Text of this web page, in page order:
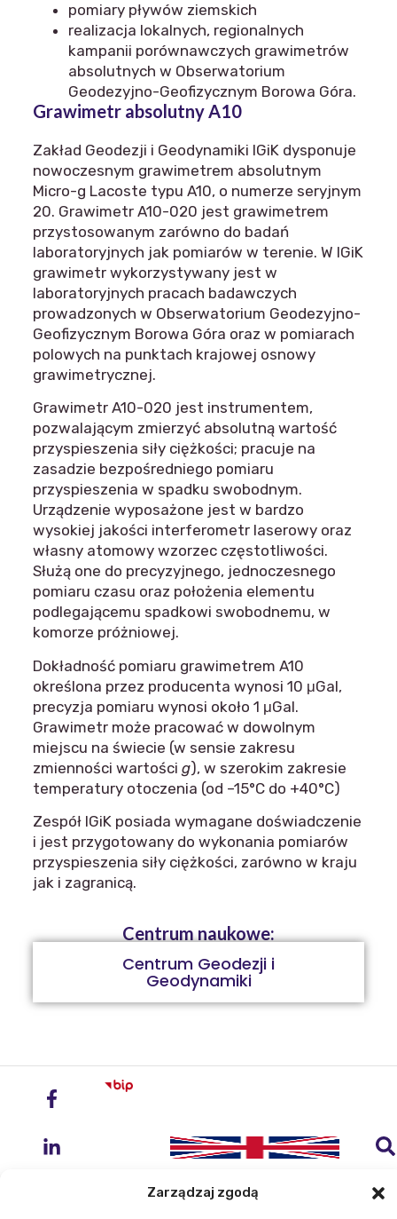
Zarządzaj zgodą
pomiary pływów ziemskich
realizacja lokalnych, regionalnych
kampanii porównawczych grawimetrów
absolutnych w Obserwatorium
Geodezyjno-Geofizycznym Borowa Góra.
Grawimetr absolutny A10
Zakład Geodezji i Geodynamiki IGiK dysponuje
nowoczesnym grawimetrem absolutnym
Micro-g Lacoste typu A10, o numerze seryjnym
20. Grawimetr A10-020 jest grawimetrem
przystosowanym zarówno do badań
laboratoryjnych jak pomiarów w terenie. W IGiK
grawimetr wykorzystywany jest w
laboratoryjnych pracach badawczych
prowadzonych w Obserwatorium Geodezyjno-
Geofizycznym Borowa Góra oraz w pomiarach
polowych na punktach krajowej osnowy
grawimetrycznej.
Grawimetr A10-020 jest instrumentem,
pozwalającym zmierzyć absolutną wartość
przyspieszenia siły ciężkości; pracuje na
zasadzie bezpośredniego pomiaru
przyspieszenia w spadku swobodnym.
Urządzenie wyposażone jest w bardzo
wysokiej jakości interferometr laserowy oraz
własny atomowy wzorzec częstotliwości.
Służą one do precyzyjnego, jednoczesnego
pomiaru czasu oraz położenia elementu
podlegającemu spadkowi swobodnemu, w
komorze próżniowej.
Dokładność pomiaru grawimetrem A10
określona przez producenta wynosi 10 μGal,
precyzja pomiaru wynosi około 1 μGal.
Grawimetr może pracować w dowolnym
miejscu na świecie (w sensie zakresu
zmienności wartości g), w szerokim zakresie
temperatury otoczenia (od –15°C do +40°C)
Zespół IGiK posiada wymagane doświadczenie
i jest przygotowany do wykonania pomiarów
przyspieszenia siły ciężkości, zarówno w kraju
jak i zagranicą.
Centrum naukowe:
Centrum Geodezji i
Geodynamiki